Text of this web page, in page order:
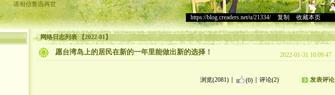
请相信鲁迅再世
https://blog.creaders.net/u/21334/> 复制 收藏本页
网络日志列表 【2022-01】
愿台湾岛上的居民在新的一年里能做出新的选择！ 2022-01-31 10:09:47
浏览(2081) (0) 评论(2) 发表评论